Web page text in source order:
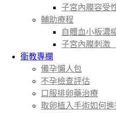
子宮內膜容受
輔助療程
自體血小板濃
子宮內膜刺激
衛教專欄
備孕懶人包
不孕檢查評估
口服排卵藥治療
取卵植入手術如何進